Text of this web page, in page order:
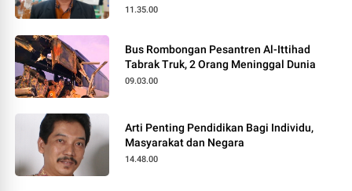
11.35.00
Bus Rombongan Pesantren Al-Ittihad
Tabrak Truk, 2 Orang Meninggal Dunia
09.03.00
Arti Penting Pendidikan Bagi Individu,
Masyarakat dan Negara
14.48.00